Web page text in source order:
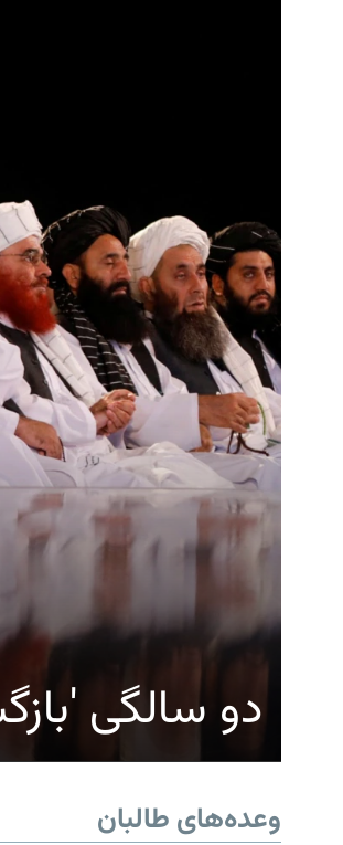
دو سالگی
وعده‌های طالبان